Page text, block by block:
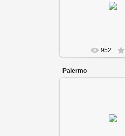
952
Palermo